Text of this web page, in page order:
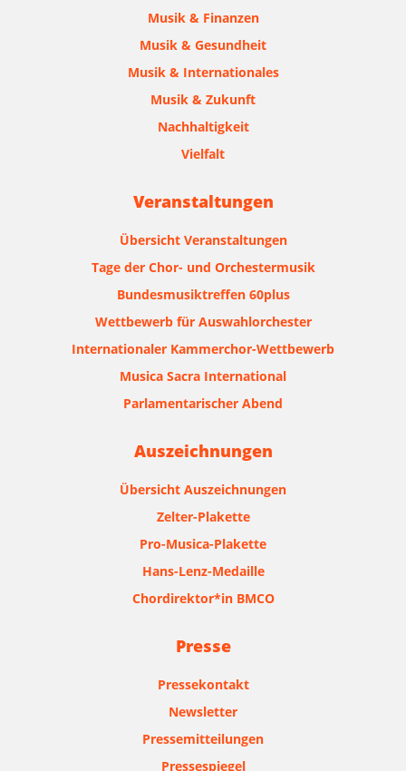
Musik & Finanzen
Musik & Gesundheit
Musik & Internationales
Musik & Zukunft
Nachhaltigkeit
Vielfalt
Veranstaltungen
Übersicht Veranstaltungen
Tage der Chor- und Orchestermusik
Bundesmusiktreffen 60plus
Wettbewerb für Auswahlorchester
Internationaler Kammerchor-Wettbewerb
Musica Sacra International
Parlamentarischer Abend
Auszeichnungen
Übersicht Auszeichnungen
Zelter-Plakette
Pro-Musica-Plakette
Hans-Lenz-Medaille
Chordirektor*in BMCO
Presse
Pressekontakt
Newsletter
Pressemitteilungen
Pressespiegel